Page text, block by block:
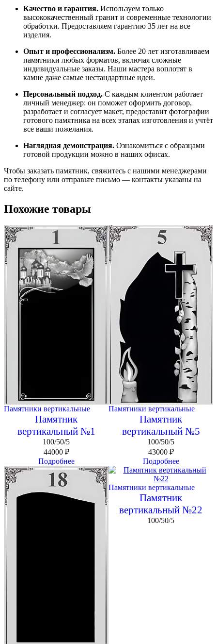
Качество и гарантия. Используем только
высококачественный гранит и современные технологии
обработки. Предоставляем гарантию 35 лет на все
изделия.
Опыт и профессионализм. Более 20 лет изготавливаем
памятники любых форматов, включая сложные
индивидуальные заказы. Наши мастера воплотят в
камне даже самые нестандартные идеи.
Персональный подход. С каждым клиентом работает
личный менеджер: он поможет оформить договор,
разработает и согласует макет, предоставит фотографии
готового памятника на всех этапах изготовления и учтёт
все ваши пожелания.
Наглядная демонстрация. Ознакомиться с образцами
готовой продукции можно в наших офисах.
Чтобы заказать памятник, свяжитесь с нашими менеджерами
по телефону или отправьте письмо — контакты указаны на
сайте.
Похожие товары
Памятники вертикальные
Памятник
вертикальный №1
100/50/5
44000 ₽
Подробнее
Памятники вертикальные
Памятник
вертикальный №5
100/50/5
43000 ₽
Подробнее
Памятники вертикальные
Памятник
вертикальный №22
100/50/5